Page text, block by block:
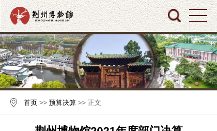
首页 >>预算决算 >> 正文